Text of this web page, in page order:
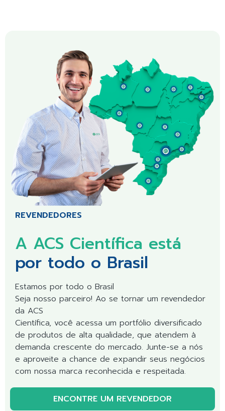
REVENDEDORES
A ACS Científica está
por todo o Brasil
Estamos por todo o Brasil
Seja nosso parceiro! Ao se tornar um revendedor
da ACS
Científica, você acessa um portfólio diversificado
de produtos de alta qualidade, que atendem à
demanda crescente do mercado. Junte-se a nós
e aproveite a chance de expandir seus negócios
com nossa marca reconhecida e respeitada.
ENCONTRE UM REVENDEDOR